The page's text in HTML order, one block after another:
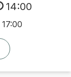
14:00
17:00